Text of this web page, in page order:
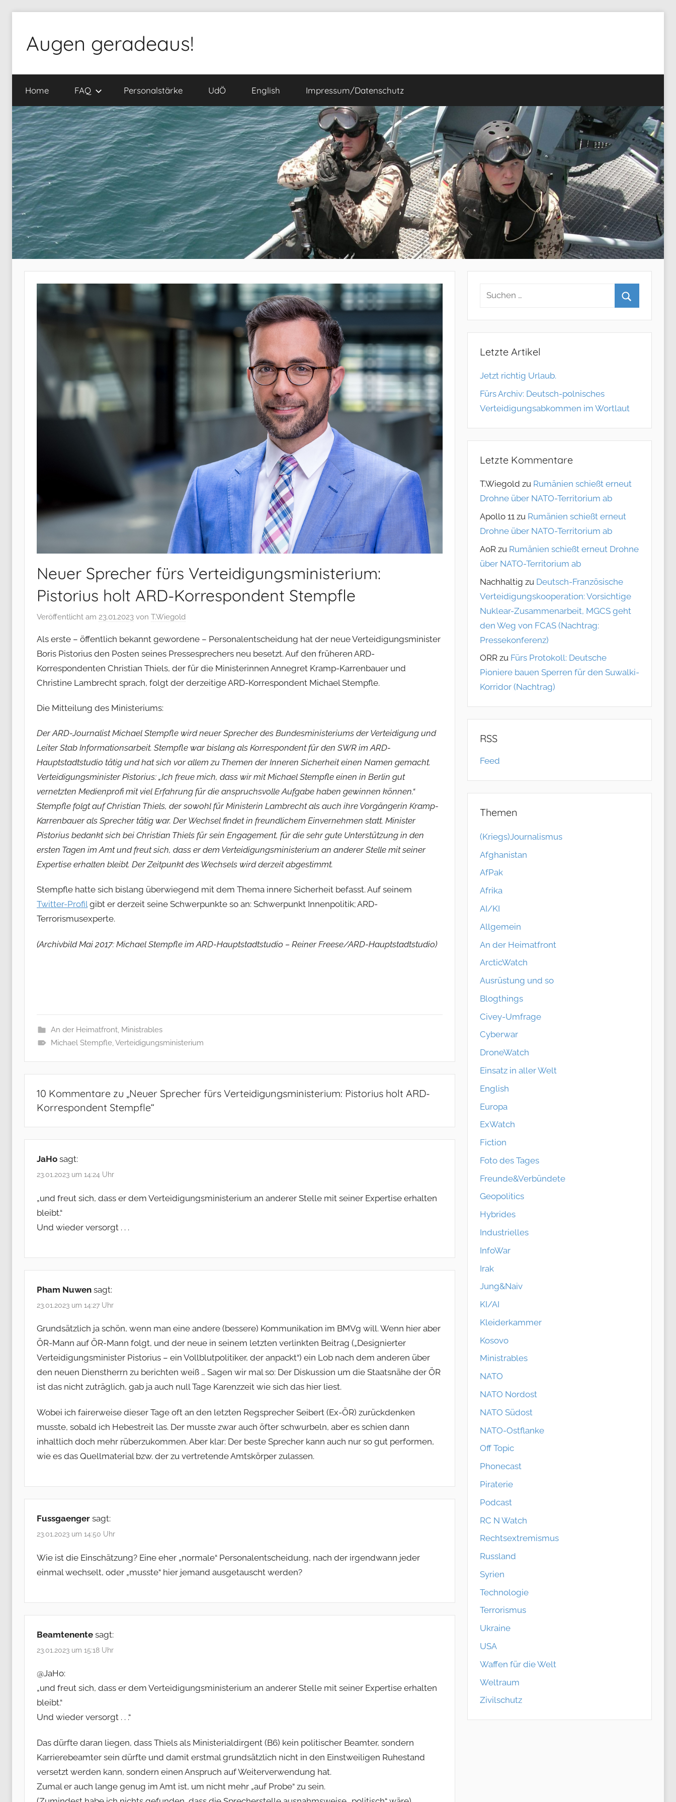
springen
Augen geradeaus!
Home FAQ Personalstärke UdÖ English Impressum/Datenschutz
Neuer Sprecher fürs Verteidigungsministerium:
Pistorius holt ARD-Korrespondent Stempfle
Veröffentlicht am 23.01.2023 von T.Wiegold
Als erste – öffentlich bekannt gewordene – Personalentscheidung hat der neue Verteidigungsminister
Boris Pistorius den Posten seines Pressesprechers neu besetzt. Auf den früheren ARD-
Korrespondenten Christian Thiels, der für die Ministerinnen Annegret Kramp-Karrenbauer und
Christine Lambrecht sprach, folgt der derzeitige ARD-Korrespondent Michael Stempfle.
Die Mitteilung des Ministeriums:
Der ARD-Journalist Michael Stempfle wird neuer Sprecher des Bundesministeriums der Verteidigung und
Leiter Stab Informationsarbeit. Stempfle war bislang als Korrespondent für den SWR im ARD-
Hauptstadtstudio tätig und hat sich vor allem zu Themen der Inneren Sicherheit einen Namen gemacht.
Verteidigungsminister Pistorius: „Ich freue mich, dass wir mit Michael Stempfle einen in Berlin gut
vernetzten Medienprofi mit viel Erfahrung für die anspruchsvolle Aufgabe haben gewinnen können.“
Stempfle folgt auf Christian Thiels, der sowohl für Ministerin Lambrecht als auch ihre Vorgängerin Kramp-
Karrenbauer als Sprecher tätig war. Der Wechsel findet in freundlichem Einvernehmen statt. Minister
Pistorius bedankt sich bei Christian Thiels für sein Engagement, für die sehr gute Unterstützung in den
ersten Tagen im Amt und freut sich, dass er dem Verteidigungsministerium an anderer Stelle mit seiner
Expertise erhalten bleibt. Der Zeitpunkt des Wechsels wird derzeit abgestimmt.
Stempfle hatte sich bislang überwiegend mit dem Thema innere Sicherheit befasst. Auf seinem
Twitter-Profilgibt er derzeit seine Schwerpunkte so an: Schwerpunkt Innenpolitik; ARD-
Terrorismusexperte.
(Archivbild Mai 2017: Michael Stempfle im ARD-Hauptstadtstudio – Reiner Freese/ARD-Hauptstadtstudio)
An der Heimatfront, Ministrables
Michael Stempfle,Verteidigungsministerium
10 Kommentare zu „Neuer Sprecher fürs Verteidigungsministerium: Pistorius holt ARD-
Korrespondent Stempfle“
JaHo sagt:
23.01.2023 um 14:24 Uhr
„und freut sich, dass er dem Verteidigungsministerium an anderer Stelle mit seiner Expertise erhalten
bleibt.“
Und wieder versorgt . . .
Pham Nuwen sagt:
23.01.2023 um 14:27 Uhr
Grundsätzlich ja schön, wenn man eine andere (bessere) Kommunikation im BMVg will. Wenn hier aber
ÖR-Mann auf ÖR-Mann folgt, und der neue in seinem letzten verlinkten Beitrag („Designierter
Verteidigungsminister Pistorius – ein Vollblutpolitiker, der anpackt“) ein Lob nach dem anderen über
den neuen Dienstherrn zu berichten weiß … Sagen wir mal so: Der Diskussion um die Staatsnähe der ÖR
ist das nicht zuträglich, gab ja auch null Tage Karenzzeit wie sich das hier liest.
Wobei ich fairerweise dieser Tage oft an den letzten Regsprecher Seibert (Ex-ÖR) zurückdenken
musste, sobald ich Hebestreit las. Der musste zwar auch öfter schwurbeln, aber es schien dann
inhaltlich doch mehr rüberzukommen. Aber klar: Der beste Sprecher kann auch nur so gut performen,
wie es das Quellmaterial bzw. der zu vertretende Amtskörper zulassen.
Fussgaenger sagt:
23.01.2023 um 14:50 Uhr
Wie ist die Einschätzung? Eine eher „normale“ Personalentscheidung, nach der irgendwann jeder
einmal wechselt, oder „musste“ hier jemand ausgetauscht werden?
Beamtenente sagt:
23.01.2023 um 15:18 Uhr
@JaHo:
„und freut sich, dass er dem Verteidigungsministerium an anderer Stelle mit seiner Expertise erhalten
bleibt.“
Und wieder versorgt . . .“
Das dürfte daran liegen, dass Thiels als Ministerialdirgent (B6) kein politischer Beamter, sondern
Karrierebeamter sein dürfte und damit erstmal grundsätzlich nicht in den Einstweiligen Ruhestand
versetzt werden kann, sondern einen Anspruch auf Weiterverwendung hat.
Zumal er auch lange genug im Amt ist, um nicht mehr „auf Probe“ zu sein.
Letzte Artikel
Jetzt richtig Urlaub.
Fürs Archiv: Deutsch-polnisches
Verteidigungsabkommen im Wortlaut
Letzte Kommentare
T.Wiegold zu Rumänien schießt erneut
Drohne über NATO-Territorium ab
Apollo 11zu Rumänien schießt erneut
Drohne über NATO-Territorium ab
AoRzu Rumänien schießt erneut Drohne
über NATO-Territorium ab
Nachhaltig zu Deutsch-Französische
Verteidigungskooperation: Vorsichtige
Nuklear-Zusammenarbeit, MGCS geht
den Weg von FCAS (Nachtrag:
Pressekonferenz)
ORRzu Fürs Protokoll: Deutsche
Pioniere bauen Sperren für den Suwalki-
Korridor (Nachtrag)
RSS
Feed
Themen
(Kriegs)Journalismus
Afghanistan
AfPak
Afrika
AI/KI
Allgemein
An der Heimatfront
ArcticWatch
Ausrüstung und so
Blogthings
Civey-Umfrage
Cyberwar
DroneWatch
Einsatz in aller Welt
English
Europa
ExWatch
Fiction
Foto des Tages
Freunde&Verbündete
Geopolitics
Hybrides
Industrielles
InfoWar
Irak
Jung&Naiv
KI/AI
Kleiderkammer
Kosovo
Ministrables
NATO
NATO Nordost
NATO Südost
NATO-Ostflanke
Off Topic
Phonecast
Piraterie
Podcast
RC N Watch
Rechtsextremismus
Russland
Syrien
Technologie
Terrorismus
Ukraine
USA
Waffen für die Welt
Weltraum
Zivilschutz